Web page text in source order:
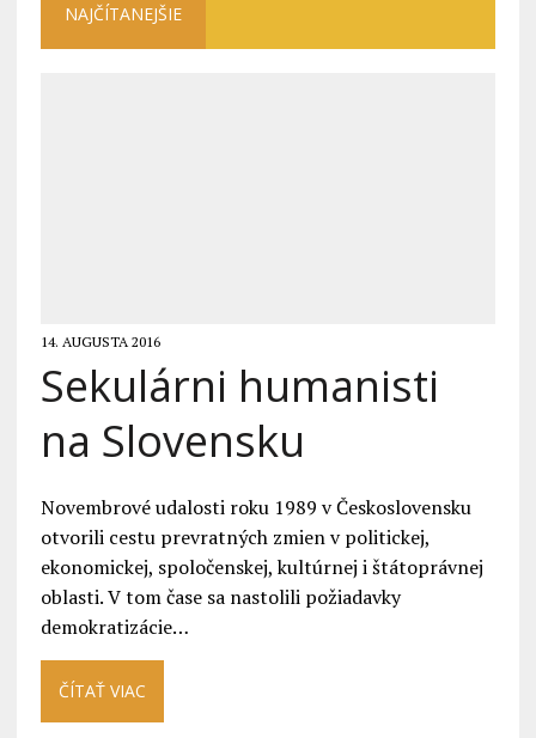
NAJČÍTANEJŠIE
14. AUGUSTA 2016
Sekulárni humanisti
na Slovensku
Novembrové udalosti roku 1989 v Československu
otvorili cestu prevratných zmien v politickej,
ekonomickej, spoločenskej, kultúrnej i štátoprávnej
oblasti. V tom čase sa nastolili požiadavky
demokratizácie…
ČÍTAŤ VIAC